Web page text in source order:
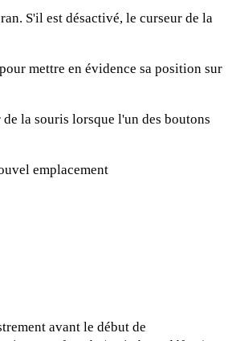
S'il est désactivé, le curseur de la
mettre en évidence sa position sur
la souris lorsque l'un des boutons
emplacement
avant le début de